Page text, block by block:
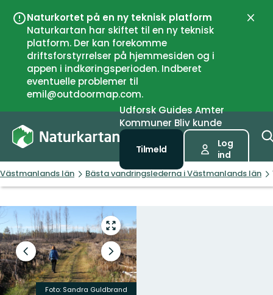
Naturkortet på en ny teknisk platform
Naturkartan har skiftet til en ny teknisk
platform. Der kan forekomme
driftsforstyrrelser på hjemmesiden og i
appen i indkøringsperioden. Indberet
eventuelle problemer til
emil@outdoormap.com.
Luk
UdforskGuidesAmter
Kommuner Bliv kunde
Tilmeld
Log
ind
Västmanlands län Bästa vandringslederna i Västmanlands län
Gå
til
fuld
skærm
Forrige
slide
Næste
slide
Foto: Sandra Guldbrand